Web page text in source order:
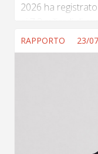
2026 ha
periodo del
ripresa e crescita
2024. Un
collocato
segnato da una
fattori di
pressioni inflattive.
RAPPORTO 23/